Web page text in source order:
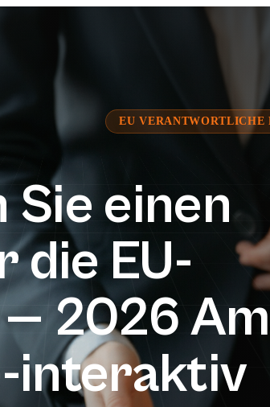
EU VERANTWORTLICHE
Sie einen
EU-
2026
interaktiv